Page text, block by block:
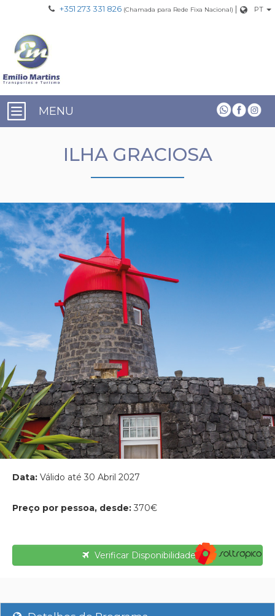
+351 273 331 826 (Chamada para Rede Fixa Nacional) | PT
MENU
ILHA GRACIOSA
Data: Válido até 30 Abril 2027
Preço por pessoa, desde: 370€
Verificar Disponibilidade